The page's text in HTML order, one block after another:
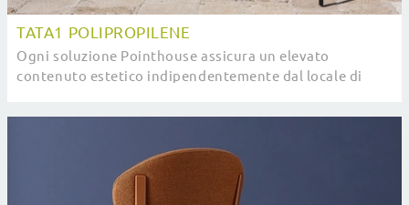
TATA1 POLIPROPILENE
Ogni soluzione Pointhouse assicura un elevato
contenuto estetico indipendentemente dal locale di